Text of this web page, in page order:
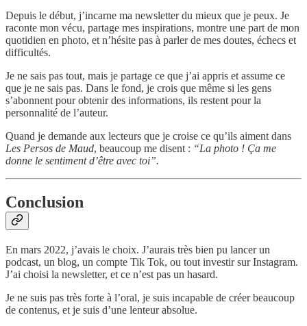
Depuis le début, j’incarne ma newsletter du mieux que je peux. Je
raconte mon vécu, partage mes inspirations, montre une part de mon
quotidien en photo, et n’hésite pas à parler de mes doutes, échecs et
difficultés.
Je ne sais pas tout, mais je partage ce que j’ai appris et assume ce
que je ne sais pas. Dans le fond, je crois que même si les gens
s’abonnent pour obtenir des informations, ils restent pour la
personnalité de l’auteur.
Quand je demande aux lecteurs que je croise ce qu’ils aiment dans
Les Persos de Maud, beaucoup me disent : “La photo ! Ça me
donne le sentiment d’être avec toi”.
Conclusion
En mars 2022, j’avais le choix. J’aurais très bien pu lancer un
podcast, un blog, un compte Tik Tok, ou tout investir sur Instagram.
J’ai choisi la newsletter, et ce n’est pas un hasard.
Je ne suis pas très forte à l’oral, je suis incapable de créer beaucoup
de contenus, et je suis d’une lenteur absolue.